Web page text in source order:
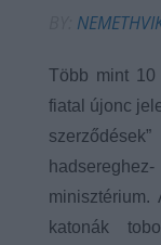
Több mint
fiatal újonc
katonák